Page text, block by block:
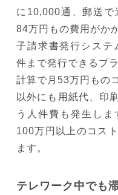
に10,000通、郵送で
84万円もの費用がか
子請求書発行システ
件まで発行できるプ
計算で月53万円もの
以外にも用紙代、印
う人件費も発生しま
100万円以上のコス
ます。
テレワーク中でも